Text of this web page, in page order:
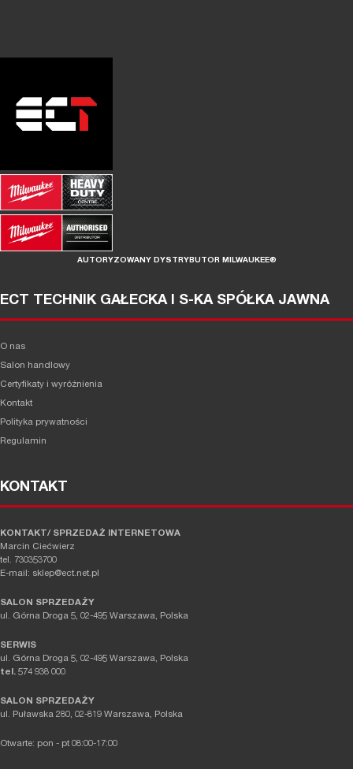
AUTORYZOWANY DYSTRYBUTOR MILWAUKEE®
ECT TECHNIK GAŁECKA I S-KA SPÓŁKA JAWNA
O nas
Salon handlowy
Certyfikaty i wyróżnienia
Kontakt
Polityka prywatności
Regulamin
KONTAKT
KONTAKT/ SPRZEDAŻ INTERNETOWA
Marcin Ciećwierz
tel. 730353700
E-mail: sklep@ect.net.pl
SALON SPRZEDAŻY
ul. Górna Droga 5, 02-495 Warszawa, Polska
SERWIS
ul. Górna Droga 5, 02-495 Warszawa, Polska
tel. 574 938 000
SALON SPRZEDAŻY
ul. Puławska 280, 02-819 Warszawa, Polska
Otwarte: pon - pt 08:00-17:00